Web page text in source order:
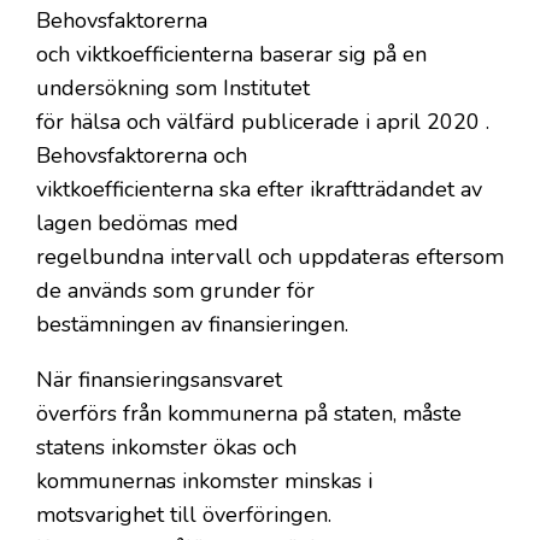
Behovsfaktorerna
och viktkoefficienterna baserar sig på en
undersökning som Institutet
för hälsa och välfärd publicerade i april 2020 .
Behovsfaktorerna och
viktkoefficienterna ska efter ikraftträdandet av
lagen bedömas med
regelbundna intervall och uppdateras eftersom
de används som grunder för
bestämningen av finansieringen.
När finansieringsansvaret
överförs från kommunerna på staten, måste
statens inkomster ökas och
kommunernas inkomster minskas i
motsvarighet till överföringen.